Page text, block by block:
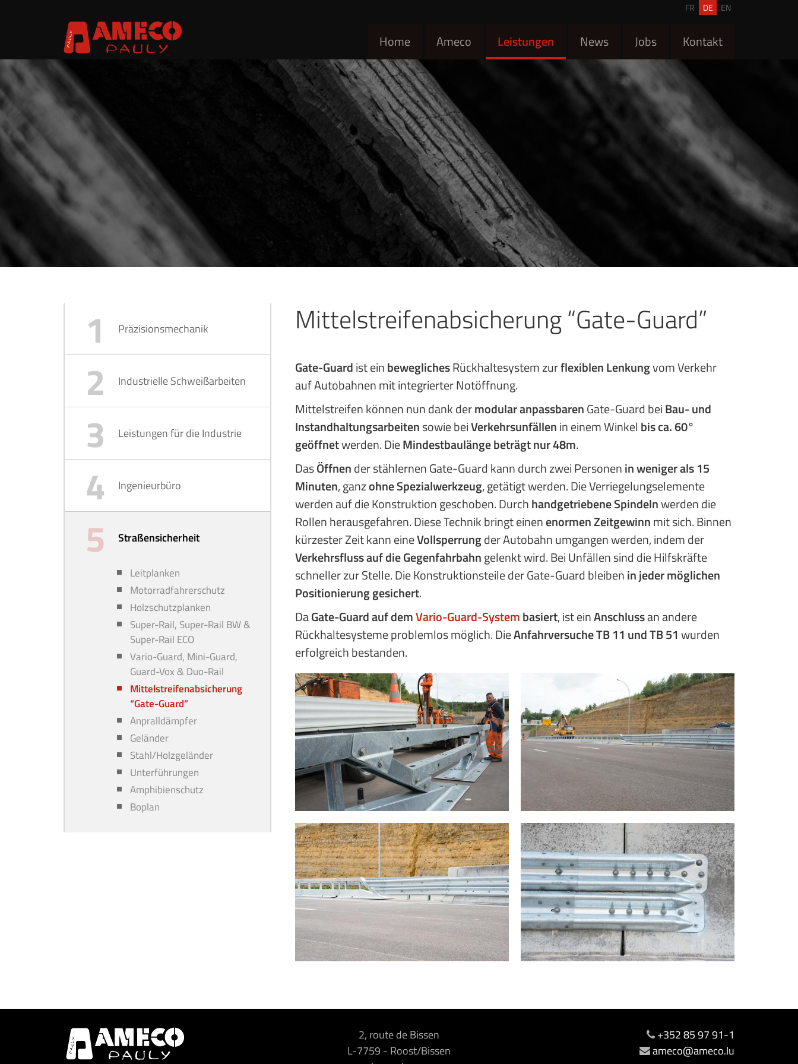
FR DE EN
Home Ameco Leistungen News Jobs Kontakt
Präzisionsmechanik
Industrielle Schweißarbeiten
Leistungen für die Industrie
Ingenieurbüro
Straßensicherheit
Leitplanken
Motorradfahrerschutz
Holzschutzplanken
Super-Rail, Super-Rail BW &
Super-Rail ECO
Vario-Guard, Mini-Guard,
Guard-Vox & Duo-Rail
Mittelstreifenabsicherung
“Gate-Guard”
Anpralldämpfer
Geländer
Stahl/Holzgeländer
Unterführungen
Amphibienschutz
Boplan
Mittelstreifenabsicherung “Gate-Guard”
Gate-Guardist einbeweglichesRückhaltesystem zurflexiblen Lenkungvom Verkehr
auf Autobahnen mit integrierter Notöffnung.
Mittelstreifen können nun dank dermodular anpassbarenGate-Guard beiBau- und
Instandhaltungsarbeitensowie beiVerkehrsunfällenin einem Winkel bis ca. 60°
geöffnetwerden. DieMindestbaulänge beträgt nur 48m.
DasÖffnender stählernen Gate-Guard kann durch zwei Personenin weniger als 15
Minuten, ganzohne Spezialwerkzeug, getätigt werden. Die Verriegelungselemente
werden auf die Konstruktion geschoben. Durchhandgetriebene Spindelnwerden die
Rollen herausgefahren. Diese Technik bringt einenenormen Zeitgewinnmit sich. Binnen
kürzester Zeit kann eineVollsperrungder Autobahn umgangen werden, indem der
Verkehrsfluss auf die Gegenfahrbahngelenkt wird. Bei Unfällen sind die Hilfskräfte
schneller zur Stelle. Die Konstruktionsteile der Gate-Guard bleibeninjeder möglichen
Positionierung gesichert.
DaGate-Guard auf demVario-Guard-Systembasiert, ist einAnschlussan andere
Rückhaltesysteme problemlos möglich. DieAnfahrversuche TB 11 und TB 51 wurden
erfolgreich bestanden.
2, route de Bissen
L-7759- Roost/Bissen
+352 85 97 91-1
ameco@ameco.lu